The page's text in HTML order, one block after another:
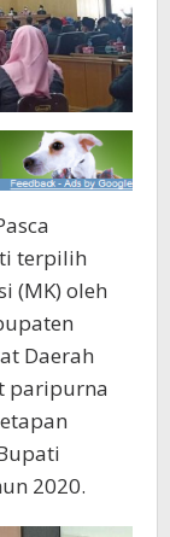
terpilih
(MK) oleh
Daerah
paripurna
2020.